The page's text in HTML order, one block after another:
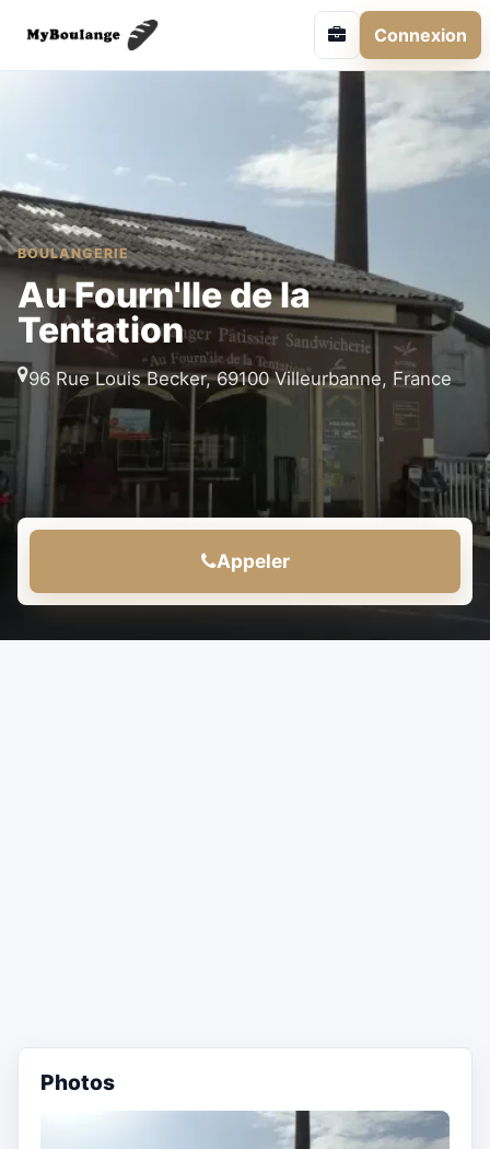
Connexion
BOULANGERIE
Au Fourn'Ile de la
Tentation
96 Rue Louis Becker, 69100 Villeurbanne, France
Appeler
Photos